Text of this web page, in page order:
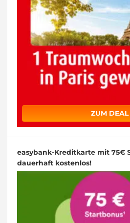
ZUM DEAL
easybank-Kreditkarte mit 75€
dauerhaft kostenlos!